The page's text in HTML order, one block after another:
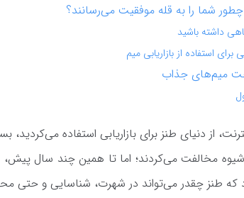
شما را به قله موفقیت می‌رسانند؟
داشته باشید
استفاده از بازاریابی میم
میم‌های جذاب
از دنیای طنز برای بازاریابی استفاده
مخالفت می‌کردند؛ اما تا همین چند سال
که طنز چقدر می‌تواند در شهرت، شناسایی و حتی